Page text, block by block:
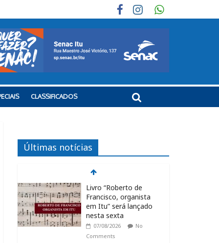
CLASSIFICADOS
Últimas notícias
Livro “Roberto de
Francisco, organista
em Itu” será lançado
nesta sexta
07/08/2026
No
Comments